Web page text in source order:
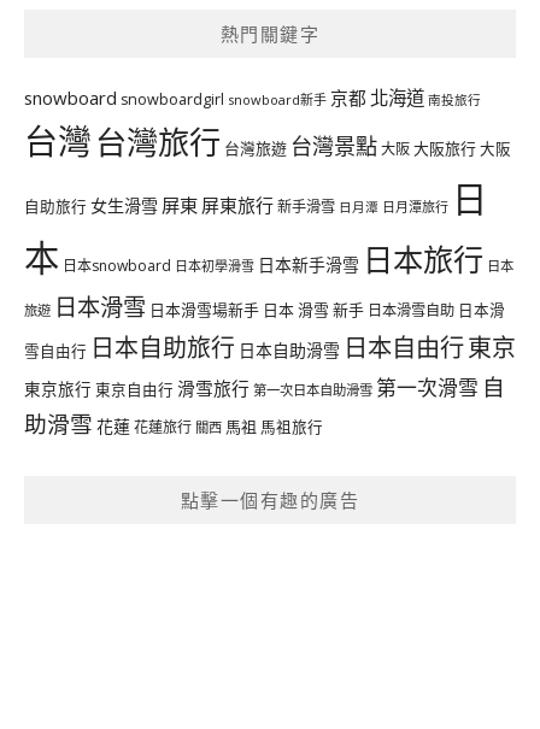
熱門關鍵字
snowboard snowboardgirl snowboard新手 京都 北海道 南投旅行
台灣台灣旅行 台灣旅遊 台灣景點大阪大阪旅行大阪
自助旅行 女生滑雪 屏東 屏東旅行新手滑雪 日月潭 日月潭旅行 日
本 日本snowboard 日本初學滑雪 日本新手滑雪 日本旅行 日本
旅遊 日本滑雪 日本滑雪場新手 日本 滑雪 新手 日本滑雪自助 日本滑
雪自由行 日本自助旅行 日本自助滑雪 日本自由行東京
東京旅行 東京自由行 滑雪旅行 第一次日本自助滑雪 第一次滑雪 自
助滑雪 花蓮花蓮旅行 關西 馬祖 馬祖旅行
點擊一個有趣的廣告